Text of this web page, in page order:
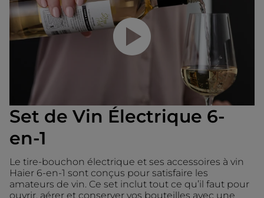
Lancer la vidéo
Set de Vin Électrique 6-
en-1
Le tire-bouchon électrique et ses accessoires à vin
Haier 6-en-1 sont conçus pour satisfaire les
amateurs de vin. Ce set inclut tout ce qu’il faut pour
ouvrir, aérer et conserver vos bouteilles avec une